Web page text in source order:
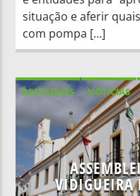
situação e aferir
com pompa […]
DESTAQUES NOTICIAS
NOTÍCIAS NACIONAIS
VIDIGUEIRA